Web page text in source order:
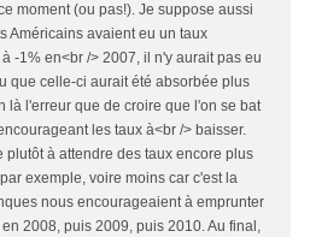
moment (ou pas!). Je suppose aussi
Américains avaient eu un taux
-1% en<br /> 2007, il n'y aurait pas eu
que celle-ci aurait été absorbée plus
là l'erreur que de croire que l'on se bat
les taux à<br /> baisser.
plutôt à attendre des taux encore plus
exemple, voire moins car c'est la
nous encourageaient à emprunter
2008, puis 2009, puis 2010. Au final,